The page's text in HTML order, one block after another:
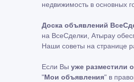
недвижимость в основных
Доска объявлений
на ВсеСделки, Атырау
Наши советы на странице
Если Вы уже разместили
"Мои объявления" в